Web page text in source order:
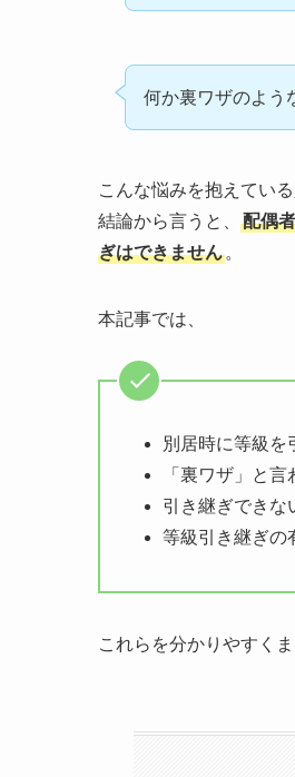
何か裏ワザのよう
こんな悩みを抱えている
結論から言うと、
配偶
ぎはできません 。
本記事では、
別居時に等級を
「裏ワザ」と
引き継ぎできな
等級引き継ぎの
これらを分かりやすくま